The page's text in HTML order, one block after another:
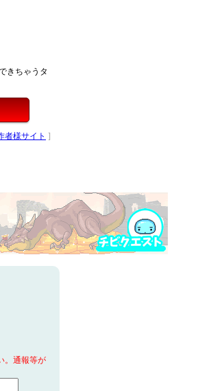
きちゃうタ
者様サイト ]
。通報等が